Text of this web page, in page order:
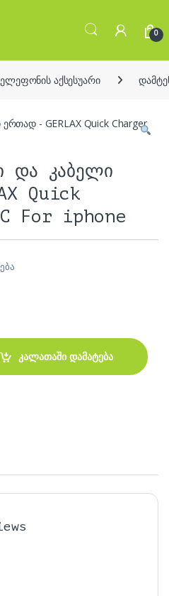
0
აქსესუარი
და კაბელი
Quick
For iphone
- GERLAX Quick Charger
კალათაში დამატება